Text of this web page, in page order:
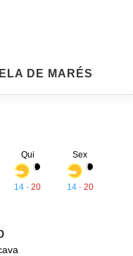
DE MARÉS
Qui
14 -20
Sex
14- 20